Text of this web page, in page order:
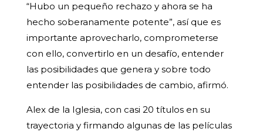
“Hubo un pequeño rechazo y ahora se ha
hecho soberanamente potente”, así que es
importante aprovecharlo, comprometerse
con ello, convertirlo en un desafío, entender
las posibilidades que genera y sobre todo
entender las posibilidades de cambio, afirmó.
Alex de la Iglesia, con casi 20 títulos en su
trayectoria y firmando algunas de las películas